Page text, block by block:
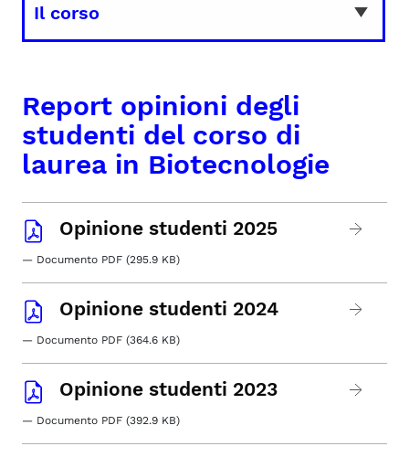
Report opinioni degli
studenti del corso di
laurea in Biotecnologie
Opinione studenti 2025
— Documento PDF (295.9 KB)
Opinione studenti 2024
— Documento PDF (364.6 KB)
Opinione studenti 2023
— Documento PDF (392.9 KB)